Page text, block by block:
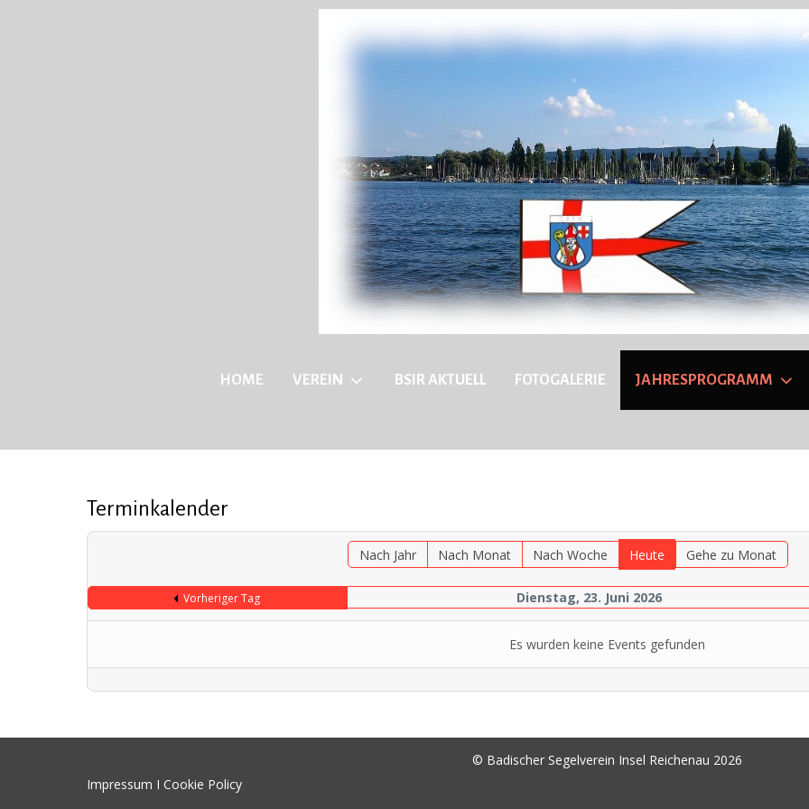
HOME VEREIN BSIR AKTUELL FOTOGALERIE JAHRESPROGRAMM
Terminkalender
Nach Jahr Nach Monat Nach Woche Heute Gehe zu Monat
Vorheriger Tag Dienstag, 23. Juni 2026
Es wurden keine Events gefunden
© Badischer Segelverein Insel Reichenau 2026
Impressum I Cookie Policy